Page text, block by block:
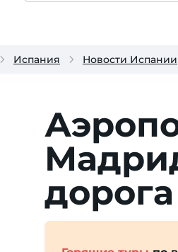
Испания Новости Испании
дорога